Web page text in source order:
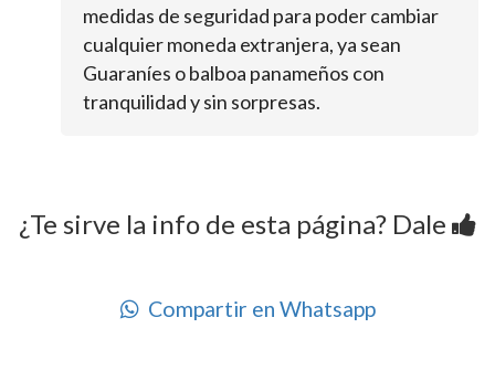
medidas de seguridad para poder cambiar
cualquier moneda extranjera, ya sean
Guaraníes o balboa panameños con
tranquilidad y sin sorpresas.
¿Te sirve la info de esta página? Dale
Compartir en Whatsapp